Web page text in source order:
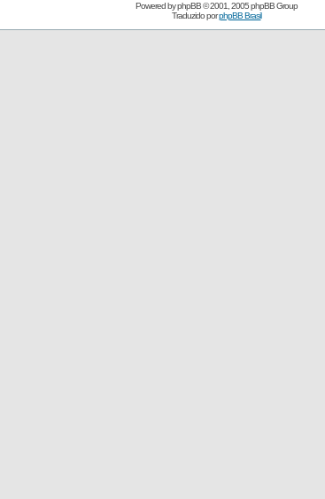
Powered byphpBB© 2001, 2005 phpBB Group
Traduzido porphpBB Brasil